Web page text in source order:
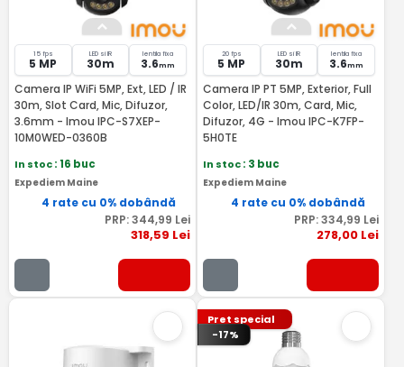
15 fps
5 MP
LED si IR
30m
lentila fixa
3.6mm
Camera IP WiFi 5MP, Ext, LED / IR
30m, Slot Card, Mic, Difuzor,
3.6mm - Imou IPC-S7XEP-
10M0WED-0360B
In stoc: 16 buc
Expediem Maine
4 rate cu 0% dobândă
PRP:344,99 Lei
318,59 Lei
20 fps
5 MP
LED si IR
30m
lentila fixa
3.6mm
Camera IP PT 5MP, Exterior, Full
Color, LED/IR 30m, Card, Mic,
Difuzor, 4G - Imou IPC-K7FP-
5H0TE
In stoc: 3 buc
Expediem Maine
4 rate cu 0% dobândă
PRP:334,99 Lei
278,00 Lei
Pret special
-17%